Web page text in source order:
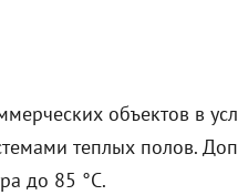
объектов в
теплых полов.
до 85 °C.